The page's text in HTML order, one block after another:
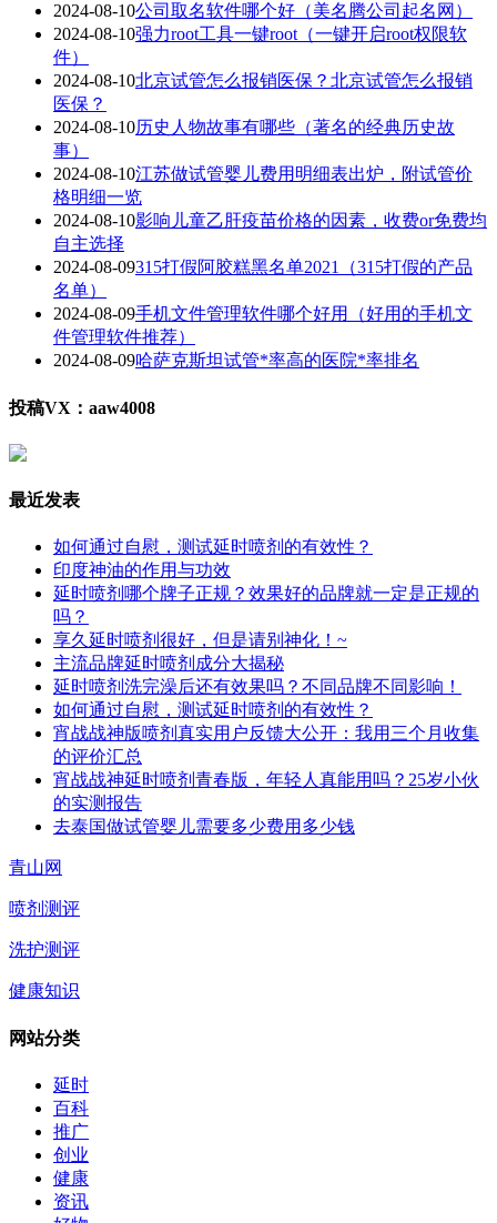
2024-08-10公司取名软件哪个好（美名腾公司起名网）
2024-08-10强力root工具一键root（一键开启root权限软
件）
2024-08-10北京试管怎么报销医保？北京试管怎么报销
医保？
2024-08-10历史人物故事有哪些（著名的经典历史故
事）
2024-08-10江苏做试管婴儿费用明细表出炉，附试管价
格明细一览
2024-08-10影响儿童乙肝疫苗价格的因素，收费or免费均
自主选择
2024-08-09315打假阿胶糕黑名单2021（315打假的产品
名单）
2024-08-09手机文件管理软件哪个好用（好用的手机文
件管理软件推荐）
2024-08-09哈萨克斯坦试管*率高的医院*率排名
投稿VX：aaw4008
最近发表
如何通过自慰，测试延时喷剂的有效性？
印度神油的作用与功效
延时喷剂哪个牌子正规？效果好的品牌就一定是正规的
吗？
享久延时喷剂很好，但是请别神化！~
主流品牌延时喷剂成分大揭秘
延时喷剂洗完澡后还有效果吗？不同品牌不同影响！
如何通过自慰，测试延时喷剂的有效性？
宵战战神版喷剂真实用户反馈大公开：我用三个月收集
的评价汇总
宵战战神延时喷剂青春版，年轻人真能用吗？25岁小伙
的实测报告
去泰国做试管婴儿需要多少费用多少钱
青山网
喷剂测评
洗护测评
健康知识
网站分类
延时
百科
推广
创业
健康
资讯